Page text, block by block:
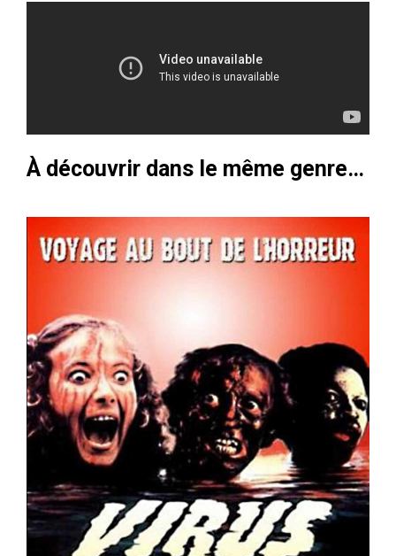
À découvrir dans le même genre…